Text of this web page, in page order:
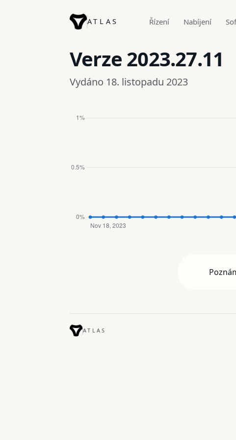
ATLAS Řízení Nabíjení
Verze 2023.27.11
Vydáno 18. listopadu 2023
ATLAS